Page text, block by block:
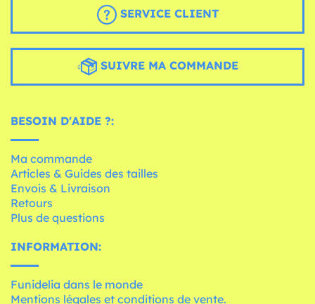
SERVICE CLIENT
SUIVRE MA COMMANDE
BESOIN D'AIDE ?:
Ma commande
Articles & Guides des tailles
Envois & Livraison
Retours
Plus de questions
INFORMATION:
Funidelia dans le monde
Mentions légales et conditions de vente.